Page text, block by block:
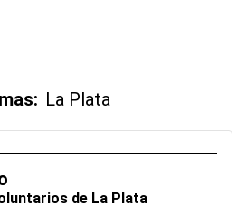
La Plata
de La Plata